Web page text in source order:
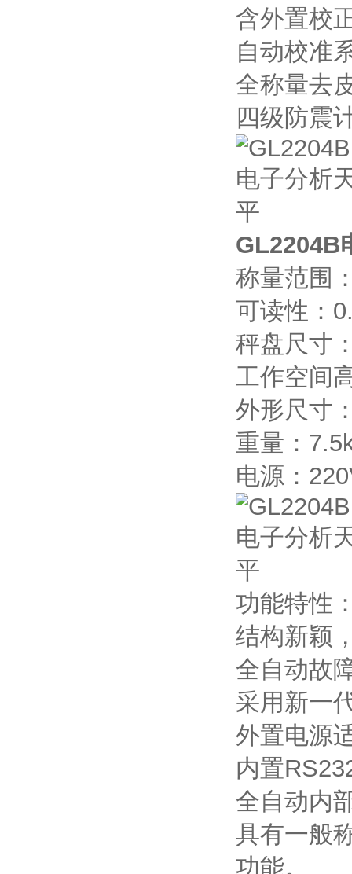
含外置校
自动校准
全称量去
四级防震
GL2204B
称量范围
可读性：
秤盘尺寸
工作空间
外形尺寸
重量：
电源：
功能特性
结构新颖
全自动故
采用新一
外置电源
内置
全自动内
具有一般
功能。